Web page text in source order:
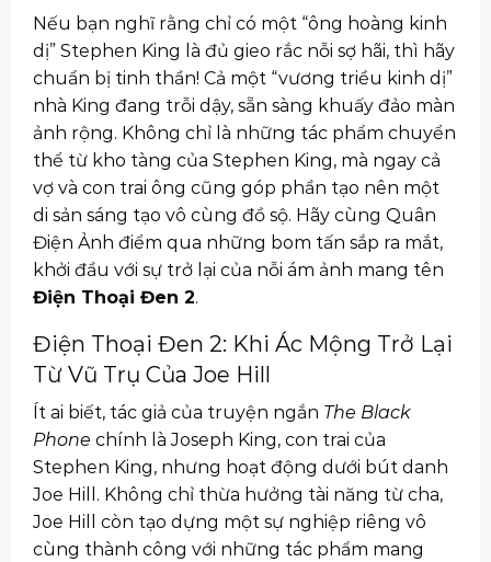
Nếu bạn nghĩ rằng chỉ có một “ông hoàng kinh
dị” Stephen King là đủ gieo rắc nỗi sợ hãi, thì hãy
chuẩn bị tinh thần! Cả một “vương triều kinh dị”
nhà King đang trỗi dậy, sẵn sàng khuấy đảo màn
ảnh rộng. Không chỉ là những tác phẩm chuyển
thể từ kho tàng của Stephen King, mà ngay cả
vợ và con trai ông cũng góp phần tạo nên một
di sản sáng tạo vô cùng đồ sộ. Hãy cùng Quân
Điện Ảnh điểm qua những bom tấn sắp ra mắt,
khởi đầu với sự trở lại của nỗi ám ảnh mang tên
Điện Thoại Đen 2.
Điện Thoại Đen 2: Khi Ác Mộng Trở Lại
Từ Vũ Trụ Của Joe Hill
Ít ai biết, tác giả của truyện ngắn The Black
Phone chính là Joseph King, con trai của
Stephen King, nhưng hoạt động dưới bút danh
Joe Hill. Không chỉ thừa hưởng tài năng từ cha,
Joe Hill còn tạo dựng một sự nghiệp riêng vô
cùng thành công với những tác phẩm mang